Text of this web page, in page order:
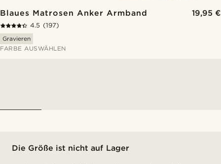
Blaues Matrosen Anker Armband 19,95 €
4.5 (197)
Gravieren
FARBE AUSWÄHLEN
Die Größe ist nicht auf Lager